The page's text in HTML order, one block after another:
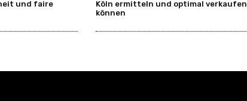
und faire
Köln ermitteln und optimal verkaufen
können